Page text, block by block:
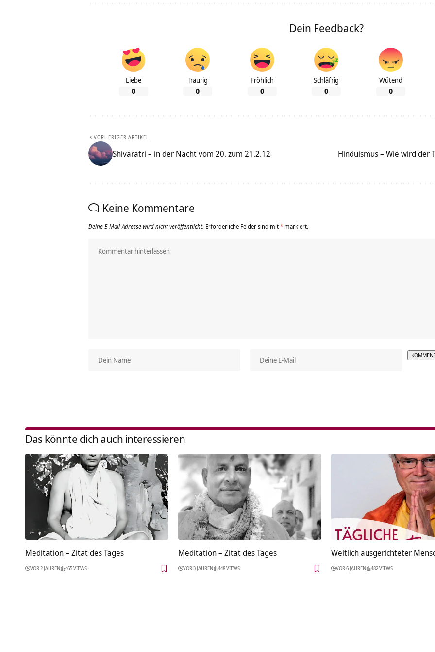
Dein Feedback?
Liebe
0
Traurig
0
Fröhlich
0
Schläfrig
0
Wütend
0
VORHERIGER ARTIKEL
Shivaratri – in der Nacht vom 20. zum 21.2.12 Hinduismus – Wie wird der
Keine Kommentare
Deine E-Mail-Adresse wird nicht veröffentlicht. Erforderliche Felder sind mit* markiert.
Das könnte dich auch interessieren
Meditation – Zitat des Tages
VOR 2 JAHREN 465 VIEWS
Meditation – Zitat des Tages
VOR 3 JAHREN 448 VIEWS
Weltlich ausgerichteter
VOR 6 JAHREN 482 VIEWS